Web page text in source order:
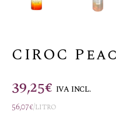
CIROC
39,25€ IVA INCL.
56,07€/litro